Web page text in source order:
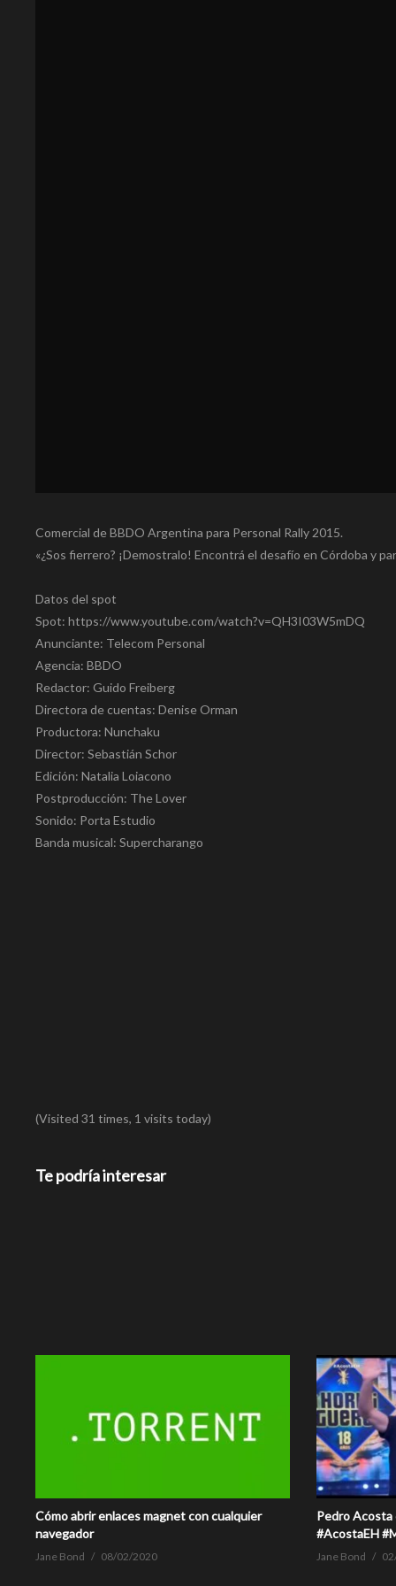
Comercial de BBDO Argentina para Personal Rally 2015.
«¿Sos fierrero? ¡Demostralo! Encontrá el desafío en Córdoba y
Datos del spot
Spot: https://www.youtube.com/watch?v=QH3I03W5mDQ
Anunciante: Telecom Personal
Agencia: BBDO
Redactor: Guido Freiberg
Directora de cuentas: Denise Orman
Productora: Nunchaku
Director: Sebastián Schor
Edición: Natalia Loiacono
Postproducción: The Lover
Sonido: Porta Estudio
Banda musical: Supercharango
(Visited 31 times, 1 visits today)
Te podría interesar
Cómo abrir enlaces magnet con cualquier
navegador
Jane Bond 08/02/2020
Pedro Acosta
#AcostaEH
Jane Bond